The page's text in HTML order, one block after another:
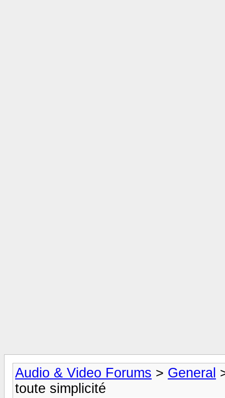
Audio & Video Forums > General
toute simplicité